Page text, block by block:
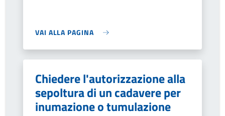
VAI ALLA PAGINA
Chiedere l'autorizzazione alla
sepoltura di un cadavere per
inumazione o tumulazione